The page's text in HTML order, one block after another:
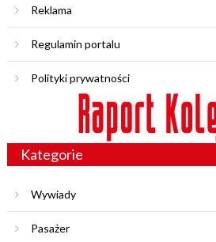
Reklama
Regulamin portalu
Polityki prywatności
Kategorie
Wywiady
Pasażer